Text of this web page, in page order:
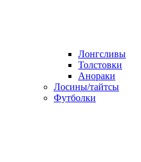
Лонгсливы
Толстовки
Анораки
Лосины/тайтсы
Футболки